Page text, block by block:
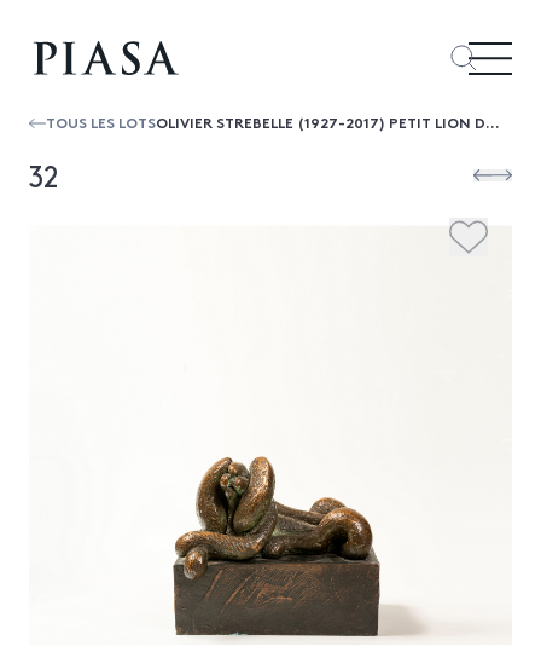
TOUS LES LOTS OLIVIER STREBELLE (1927-2017) PETIT LION D'ATLANTA I
32